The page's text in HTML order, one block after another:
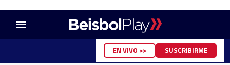
menu
EN VIVO >> SUSCRIBIRME